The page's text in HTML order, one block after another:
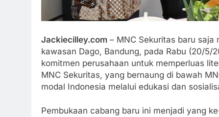
Jackiecilley.com – MNC Sekuritas baru
kawasan Dago, Bandung, pada Rabu (20/5/
komitmen perusahaan untuk memperluas
MNC Sekuritas, yang bernaung di bawah
modal Indonesia melalui edukasi dan
Pembukaan cabang baru ini menjadi yang